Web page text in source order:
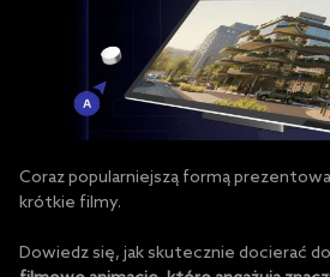
Coraz popularniejszą formą
krótkie filmy.
Dowiedz się, jak skutecznie docierać